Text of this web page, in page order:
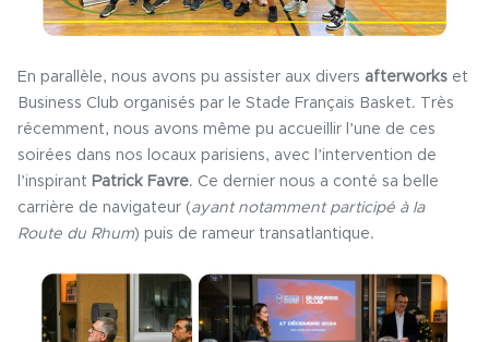
En parallèle, nous avons pu assister aux divers afterworks et
Business Club organisés par le Stade Français Basket. Très
récemment, nous avons même pu accueillir l’une de ces
soirées dans nos locaux parisiens, avec l’intervention de
l’inspirant Patrick Favre. Ce dernier nous a conté sa belle
carrière de navigateur (ayant notamment participé à la
Route du Rhum) puis de rameur transatlantique.